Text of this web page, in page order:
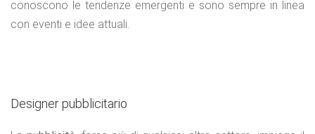
conoscono le tendenze emergenti e sono sempre in linea
con eventi e idee attuali.
Designer pubblicitario